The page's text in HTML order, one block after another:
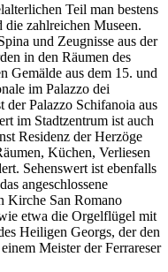
Teil man bestens
die zahlreichen Museen.
und Zeugnisse aus der
in den Räumen des
Gemälde aus dem 15. und
im Palazzo dei
der Palazzo Schifanoia aus
im Stadtzentrum ist auch
Residenz der Herzöge
Küchen, Verliesen
Sehenswert ist ebenfalls
angeschlossene
Kirche San Romano
etwa die Orgelflügel mit
Heiligen Georgs, der den
Meister der Ferrareser